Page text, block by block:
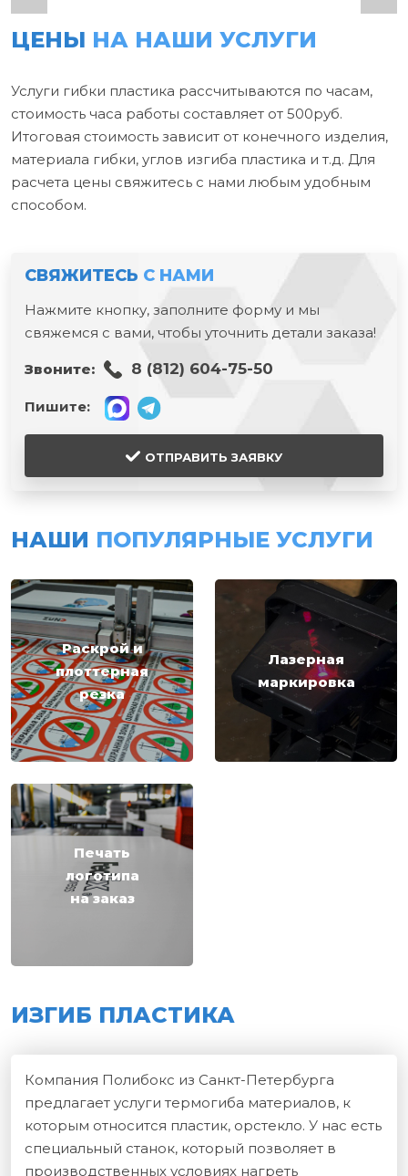
ЦЕНЫ НА НАШИ УСЛУГИ
Услуги гибки пластика рассчитываются по часам,
стоимость часа работы составляет от 500руб.
Итоговая стоимость зависит от конечного изделия,
материала гибки, углов изгиба пластика и т.д. Для
расчета цены свяжитесь с нами любым удобным
способом.
СВЯЖИТЕСЬ С НАМИ
Нажмите кнопку, заполните форму и мы
свяжемся с вами, чтобы уточнить детали заказа!
Звоните: 8 (812) 604-75-50
Пишите:
ОТПРАВИТЬ ЗАЯВКУ
НАШИ ПОПУЛЯРНЫЕ УСЛУГИ
Раскрой и
плоттерная
резка
Лазерная
маркировка
Печать
логотипа
на заказ
ИЗГИБ ПЛАСТИКА
Компания Полибокс из Санкт-Петербурга
предлагает услуги термогиба материалов, к
которым относится пластик, орстекло. У нас есть
специальный станок, который позволяет в
производственных условиях нагреть